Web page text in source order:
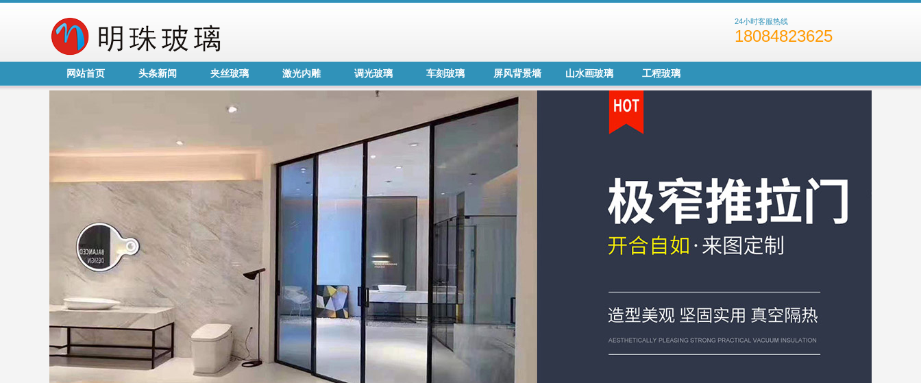
24小时客服热线
18084823625
网站首页 头条新闻 夹丝玻璃 激光内雕 调光玻璃 车刻玻璃 屏风背景墙 山水画玻璃 工程玻璃